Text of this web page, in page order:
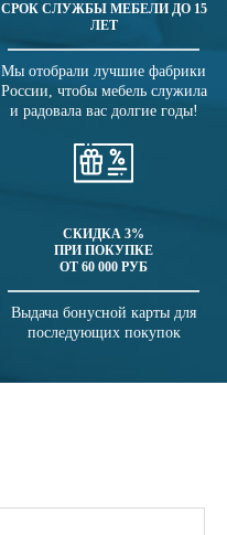
СРОК СЛУЖБЫ МЕБЕЛИ ДО 15
ЛЕТ
Мы отобрали лучшие фабрики
России, чтобы мебель служила
и радовала вас долгие годы!
СКИДКА 3%
ПРИ ПОКУПКЕ
ОТ 60 000 РУБ
Выдача бонусной карты для
последующих покупок